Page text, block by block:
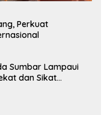
Perkuat
Sumbar Lampaui
dan Sikat